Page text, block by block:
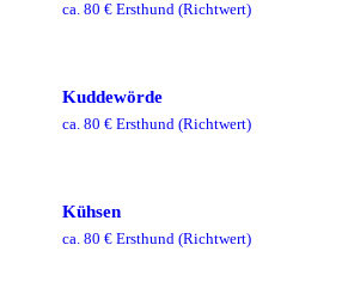
ca. 80 € Ersthund (Richtwert)
Kuddewörde
ca. 80 € Ersthund (Richtwert)
Kühsen
ca. 80 € Ersthund (Richtwert)